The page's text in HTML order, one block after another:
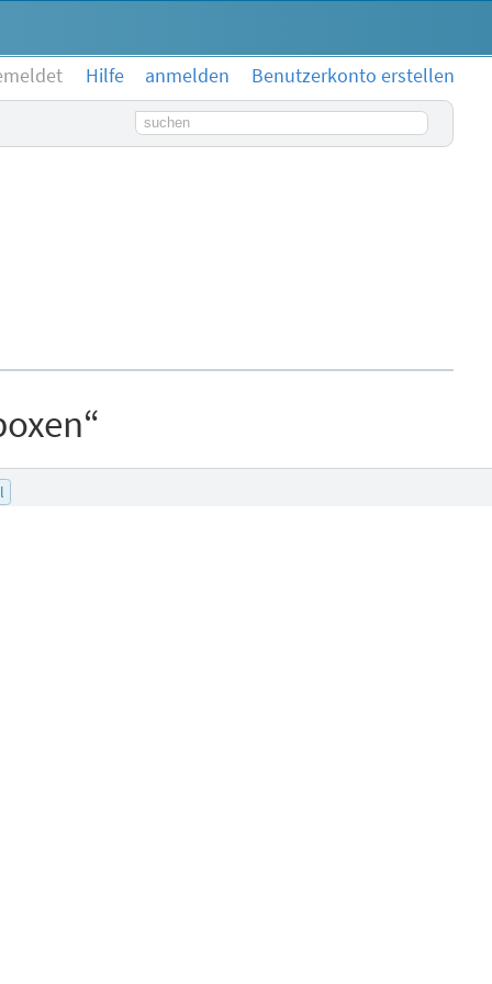
Hilfe anmelden
Benutzerkonto erstellen
Suchbegriff